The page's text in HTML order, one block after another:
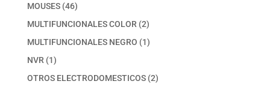
MOUSES 4646
productos
MULTIFUNCIONALES COLOR 22
productos
MULTIFUNCIONALES NEGRO 11
NVR 11
producto
OTROS ELECTRODOMESTICOS 22